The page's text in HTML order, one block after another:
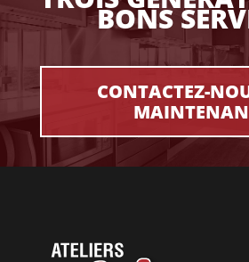
BONS
CONTACTEZ-